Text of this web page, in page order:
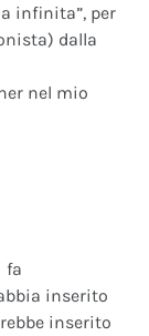
infinita”, per
dalla
nel mio
fa
inserito
inserito